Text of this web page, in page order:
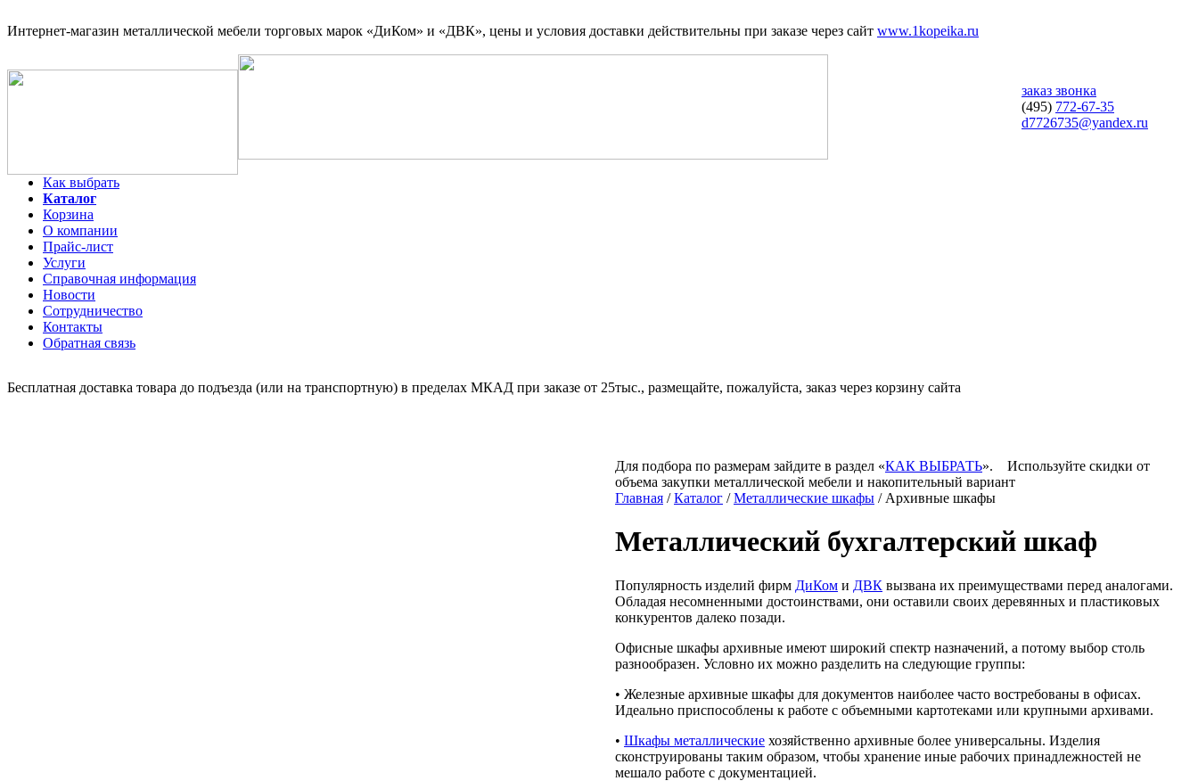
Интернет-магазин металлической мебели торговых марок «ДиКом» и «ДВК», цены и условия доставки действительны при заказе через сайт www.1kopeika.ru
заказ звонка
(495) 772-67-35
d7726735@yandex.ru
Как выбрать
Каталог
Корзина
О компании
Прайс-лист
Услуги
Справочная информация
Новости
Сотрудничество
Контакты
Обратная связь
Бесплатная доставка товара до подъезда (или на транспортную) в пределах МКАД при заказе от 25тыс., размещайте, пожалуйста, заказ через корзину сайта
Для подбора по размерам зайдите в раздел «КАК ВЫБРАТЬ».
Используйте скидки от
объема закупки металлической мебели и накопительный вариант
Главная /Каталог /Металлические шкафы / Архивные шкафы
Металлический бухгалтерский шкаф
Популярность изделий фирм ДиКом и ДВК вызвана их преимуществами перед аналогами.
Обладая несомненными достоинствами, они оставили своих деревянных и пластиковых
конкурентов далеко позади.
Офисные шкафы архивные имеют широкий спектр назначений, а потому выбор столь
разнообразен. Условно их можно разделить на следующие группы:
• Железные архивные шкафы для документов наиболее часто востребованы в офисах.
Идеально приспособлены к работе с объемными картотеками или крупными архивами.
• Шкафы металлические хозяйственно архивные более универсальны. Изделия
сконструированы таким образом, чтобы хранение иные рабочих принадлежностей не
мешало работе с документацией.